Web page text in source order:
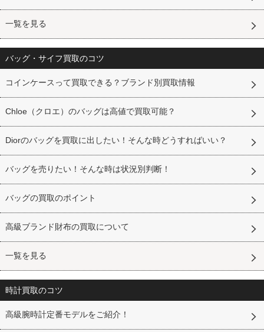
一覧を見る
バッグ・サイフ買取のコツ
コインケースって買取できる？ブランド別買取情報
Chloe（クロエ）のバッグは高値で買取可能？
Diorのバッグを買取に出したい！そんな時どうすればいい？
バッグを売りたい！そんな時は状況別判断！
バッグの買取のポイント
高級ブランド財布の買取について
一覧を見る
時計買取のコツ
高級腕時計定番モデルをご紹介！